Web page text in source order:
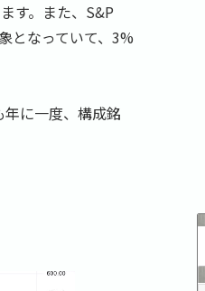
す。また、S&P
となっていて、3%
に一度、構成銘